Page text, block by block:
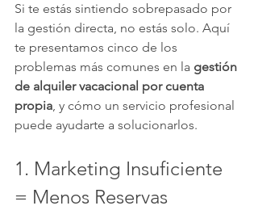
Si te estás sintiendo sobrepasado por
la gestión directa, no estás solo. Aquí
te presentamos cinco de los
problemas más comunes en la gestión
de alquiler vacacional por cuenta
propia, y cómo un servicio profesional
puede ayudarte a solucionarlos.
1. Marketing Insuficiente
= Menos Reservas